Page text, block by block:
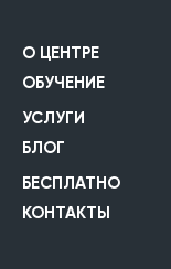
О ЦЕНТРЕ
ОБУЧЕНИЕ
УСЛУГИ
БЛОГ
БЕСПЛАТНО
КОНТАКТЫ